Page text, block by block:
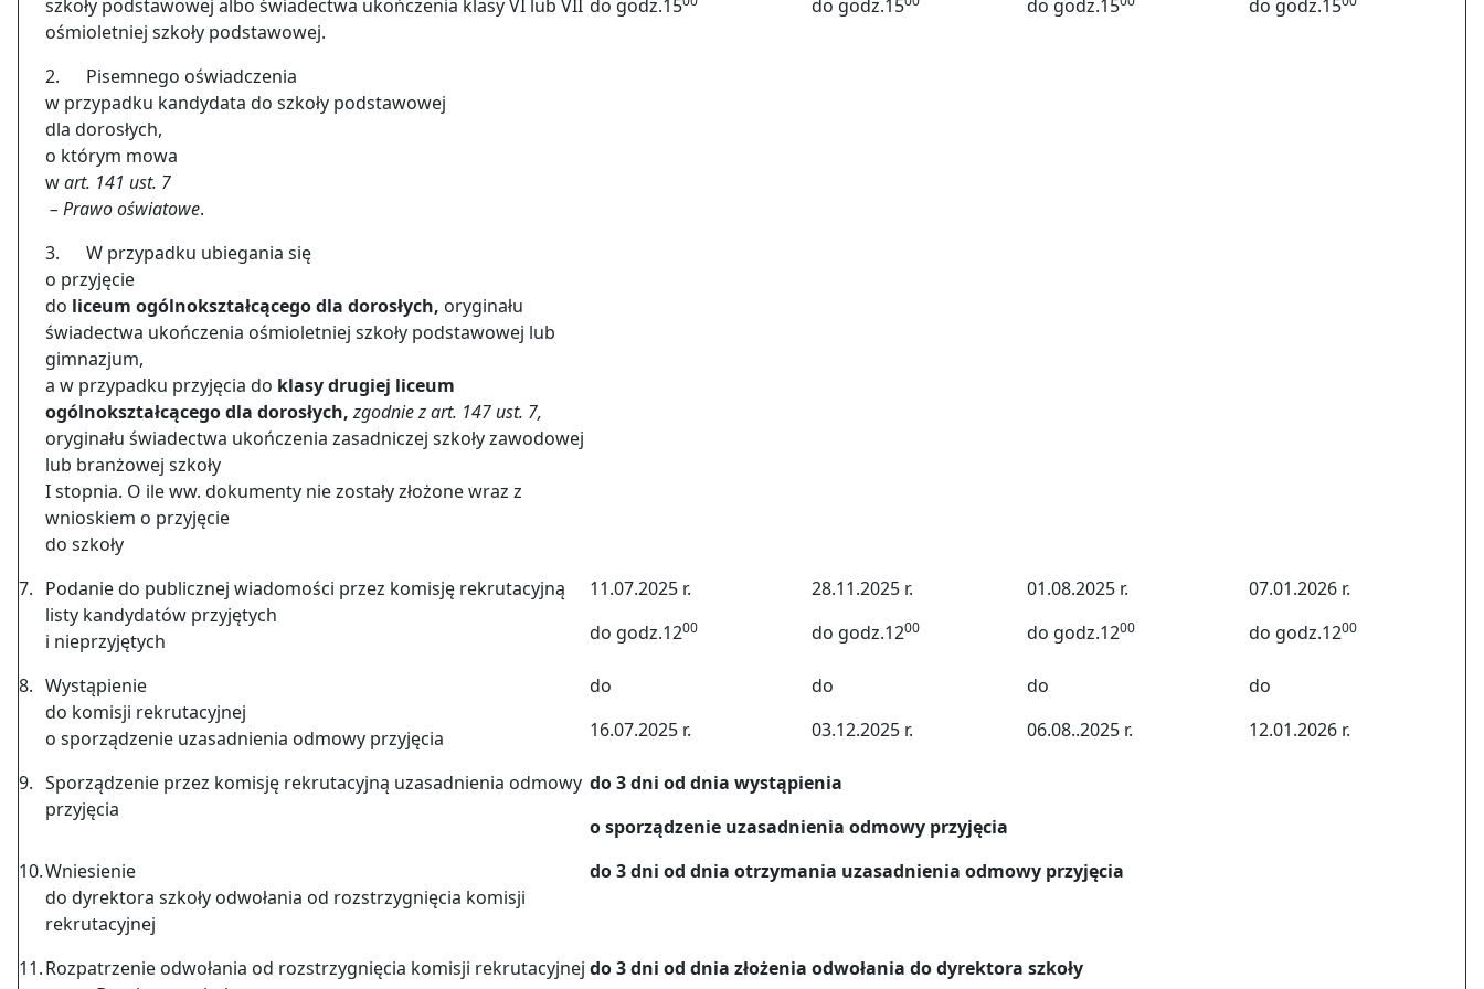
szkoły podstawowej albo świadectwa ukończenia klasy VI lub VII
ośmioletniej szkoły podstawowej.
2. Pisemnego oświadczenia
w przypadku kandydata do szkoły podstawowej
dla dorosłych,
o którym mowa
wart. 141 ust. 7
– Prawo oświatowe.
3. W przypadku ubiegania się
o przyjęcie
do liceum ogólnokształcącego dla dorosłych, oryginału
świadectwa ukończenia ośmioletniej szkoły podstawowej lub
gimnazjum,
a w przypadku przyjęcia do klasy drugiej liceum
ogólnokształcącego dla dorosłych,zgodnie z art. 147 ust. 7,
oryginału świadectwa ukończenia zasadniczej szkoły zawodowej
lub branżowej szkoły
I stopnia. O ile ww. dokumenty nie zostały złożone wraz z
wnioskiem o przyjęcie
do szkoły
do godz.15 do godz.15 do godz.15 do godz.15
7. Podanie do publicznej wiadomości przez komisję rekrutacyjną
listy kandydatów przyjętych
i nieprzyjętych
11.07.2025 r.
do godz.1200
28.11.2025 r.
do godz.1200
01.08.2025 r.
do godz.1200
07.01.2026 r.
do godz.1200
8. Wystąpienie
do komisji rekrutacyjnej
o sporządzenie uzasadnienia odmowy przyjęcia
do
16.07.2025 r.
do
03.12.2025 r.
do
06.08..2025 r.
do
12.01.2026 r.
9. Sporządzenie przez komisję rekrutacyjną uzasadnienia odmowy
przyjęcia
do 3 dni od dnia wystąpienia
o sporządzenie uzasadnienia odmowy przyjęcia
10.Wniesienie
do dyrektora szkoły odwołania od rozstrzygnięcia komisji
rekrutacyjnej
do 3 dni od dnia otrzymania uzasadnienia odmowy przyjęcia
11.Rozpatrzenie odwołania od rozstrzygnięcia komisji rekrutacyjnej do 3 dni od dnia złożenia odwołania do dyrektora szkoły